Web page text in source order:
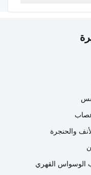
تعلم مفهوم
هذه المفاهيم،
الأيام والشهور،
والحنجرة
الوسواس القهري